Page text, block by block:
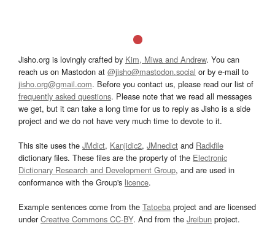
Jisho.org is lovingly crafted by Kim, Miwa and Andrew. You can
reach us on Mastodon at @jisho@mastodon.social or by e-mail to
jisho.org@gmail.com. Before you contact us, please read our list of
frequently asked questions. Please note that we read all messages
we get, but it can take a long time for us to reply as Jisho is a side
project and we do not have very much time to devote to it.
This site uses the JMdict, Kanjidic2, JMnedict and Radkfile
dictionary files. These files are the property of the Electronic
Dictionary Research and Development Group, and are used in
conformance with the Group's licence.
Example sentences come from the Tatoeba project and are licensed
underCreative Commons CC-BY. And from the Jreibun project.